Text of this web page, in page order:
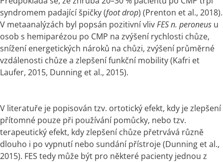
syndromem padající špičky (foot drop) (Prenton et al., 2018).
V metaanalýzách byl popsán pozitivní vliv FES n. peroneus u
osob s hemiparézou po CMP na zvýšení rychlosti chůze,
snížení energetických nároků na chůzi, zvýšení průměrné
vzdálenosti chůze a zlepšení funkční mobility (Kafri et
Laufer, 2015, Dunning et al., 2015).
V literatuře je popisován tzv. ortotický efekt, kdy je zlepšení
přítomné pouze při používání pomůcky, nebo tzv.
terapeutický efekt, kdy zlepšení chůze přetrvává různě
dlouho i po vypnutí nebo sundání přístroje (Dunning et al.,
2015). FES tedy může být pro některé pacienty jednou z